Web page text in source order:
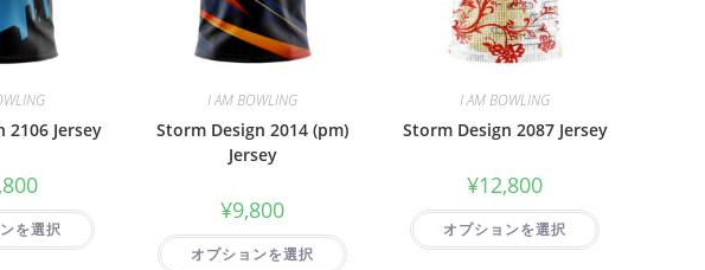
2106 Jersey
を選択
I AM BOWLING
Storm Design 2014 (pm)
Jersey
¥9,800
オプションを選択
I AM BOWLING
Storm Design 2087 Jersey
¥12,800
オプションを選択